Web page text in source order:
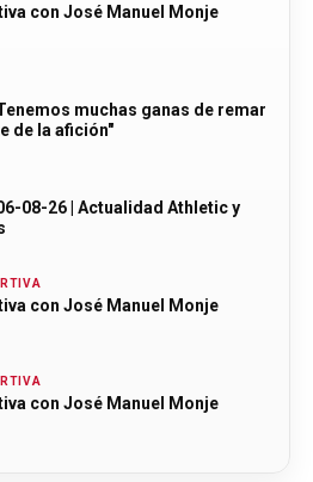
con José Manuel Monje
muchas ganas de remar
de la afición"
08-26 | Actualidad Athletic y
con José Manuel Monje
con José Manuel Monje